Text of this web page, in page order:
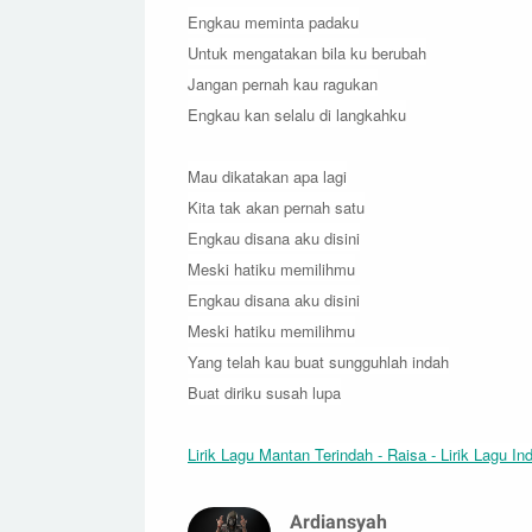
Engkau meminta padaku
Untuk mengatakan bila ku berubah
Jangan pernah kau ragukan
Engkau kan selalu di langkahku
Mau dikatakan apa lagi
Kita tak akan pernah satu
Engkau disana aku disini
Meski hatiku memilihmu
Engkau disana aku disini
Meski hatiku memilihmu
Yang telah kau buat sungguhlah indah
Buat diriku susah lupa
Lirik Lagu Mantan Terindah - Raisa - Lirik Lagu
Ardiansyah